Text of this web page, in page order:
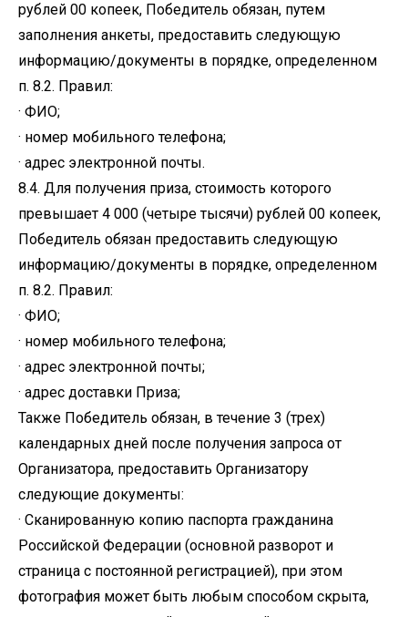
рублей 00 копеек, Победитель обязан, путем
заполнения анкеты, предоставить следующую
информацию/документы в порядке, определенном
п. 8.2. Правил:
· ФИО;
· номер мобильного телефона;
· адрес электронной почты.
8.4. Для получения приза, стоимость которого
превышает 4 000 (четыре тысячи) рублей 00 копеек,
Победитель обязан предоставить следующую
информацию/документы в порядке, определенном
п. 8.2. Правил:
· ФИО;
· номер мобильного телефона;
· адрес электронной почты;
· адрес доставки Приза;
Также Победитель обязан, в течение 3 (трех)
календарных дней после получения запроса от
Организатора, предоставить Организатору
следующие документы:
· Сканированную копию паспорта гражданина
Российской Федерации (основной разворот и
страница с постоянной регистрацией), при этом
фотография может быть любым способом скрыта,